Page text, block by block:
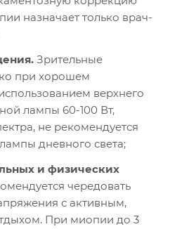
назначает только врач-
Зрительные
при хорошем
верхнего
лампы 60-100 Вт,
не рекомендуется
дневного света;
и физических
чередовать
с активным,
При миопии до 3